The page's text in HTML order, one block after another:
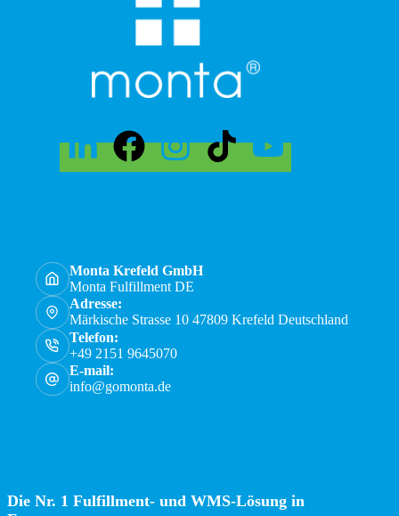
Monta Krefeld GmbH
Monta Fulfillment DE
Adresse:
Märkische Strasse 10 47809 Krefeld Deutschland
Telefon:
+49 2151 9645070
E-mail:
info@gomonta.de
Die Nr. 1 Fulfillment- und WMS-Lösung in